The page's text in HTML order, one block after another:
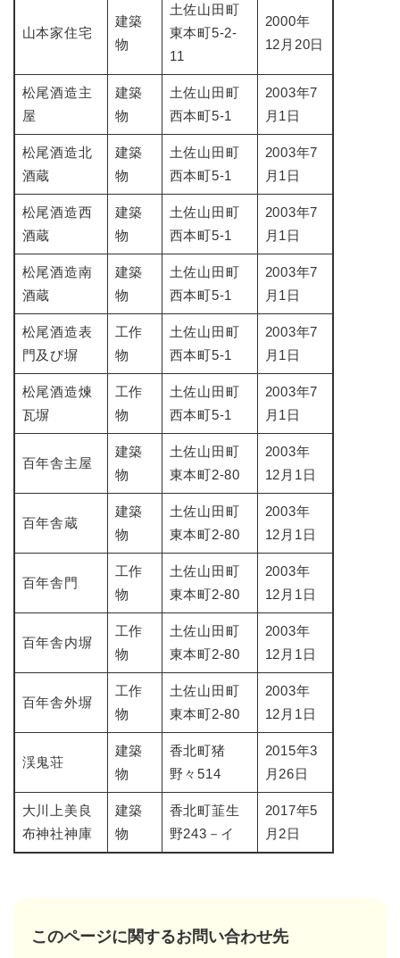
山本家住宅
建築
物
土佐山田町
東本町5-2-
11
2000年
12月20日
松尾酒造主
屋
建築
物
土佐山田町
西本町5-1
2003年7
月1日
松尾酒造北
酒蔵
建築
物
土佐山田町
西本町5-1
2003年7
月1日
松尾酒造西
酒蔵
建築
物
土佐山田町
西本町5-1
2003年7
月1日
松尾酒造南
酒蔵
建築
物
土佐山田町
西本町5-1
2003年7
月1日
松尾酒造表
門及び塀
工作
物
土佐山田町
西本町5-1
2003年7
月1日
松尾酒造煉
瓦塀
工作
物
土佐山田町
西本町5-1
2003年7
月1日
百年舎主屋
建築
物
土佐山田町
東本町2-80
2003年
12月1日
百年舎蔵
建築
物
土佐山田町
東本町2-80
2003年
12月1日
百年舎門
工作
物
土佐山田町
東本町2-80
2003年
12月1日
百年舎内塀
工作
物
土佐山田町
東本町2-80
2003年
12月1日
百年舎外塀
工作
物
土佐山田町
東本町2-80
2003年
12月1日
渓鬼荘
建築
物
香北町猪
野々514
2015年3
月26日
大川上美良
布神社神庫
建築
物
香北町韮生
野243－イ
2017年5
月2日
このページに関するお問い合わせ先